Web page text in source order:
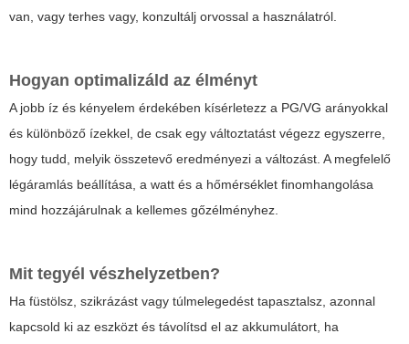
van, vagy terhes vagy, konzultálj orvossal a használatról.
Hogyan optimalizáld az élményt
A jobb íz és kényelem érdekében kísérletezz a PG/VG arányokkal
és különböző ízekkel, de csak egy változtatást végezz egyszerre,
hogy tudd, melyik összetevő eredményezi a változást. A megfelelő
légáramlás beállítása, a watt és a hőmérséklet finomhangolása
mind hozzájárulnak a kellemes gőzélményhez.
Mit tegyél vészhelyzetben?
Ha füstölsz, szikrázást vagy túlmelegedést tapasztalsz, azonnal
kapcsold ki az eszközt és távolítsd el az akkumulátort, ha